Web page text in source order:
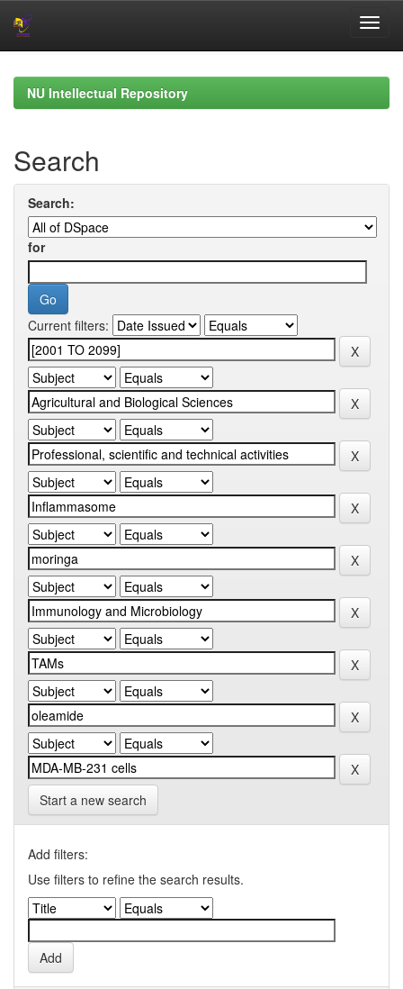
navigationNU Intellectual Repository
Search
Search:
for
Current filters:
Start a new search
Add filters:
Use filters to refine the search results.